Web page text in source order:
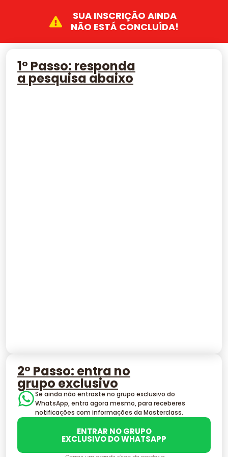
SUA INSCRIÇÃO AINDA
NÃO ESTÁ CONCLUÍDA!
1º Passo: responda
a pesquisa abaixo
2º Passo: entra no
grupo exclusivo
Se ainda não entraste no grupo exclusivo do
WhatsApp, entra agora mesmo, para receberes
notificações com informações da Masterclass.
ENTRAR NO GRUPO
EXCLUSIVO DO WHATSAPP